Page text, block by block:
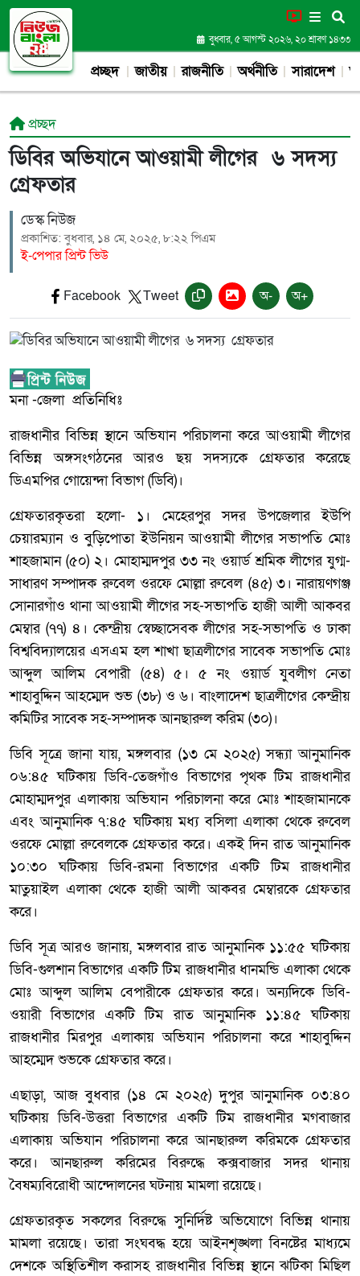
বুধবার, ৫ আগস্ট ২০২৬, ২০ শ্রাবণ ১৪৩৩
প্রচ্ছদ জাতীয় রাজনীতি অর্থনীতি সারাদেশ
প্রচ্ছদ
ডিবির অভিযানে আওয়ামী লীগের ৬ সদস্য
গ্রেফতার
ডেস্ক নিউজ
প্রকাশিত: বুধবার, ১৪ মে, ২০২৫, ৮:২২ পিএম
ই-পেপার প্রিন্ট ভিউ
Facebook Tweet অ- অ+
মনা -জেলা প্রতিনিধিঃ
রাজধানীর বিভিন্ন স্থানে অভিযান পরিচালনা করে আওয়ামী লীগের
বিভিন্ন অঙ্গসংগঠনের আরও ছয় সদস্যকে গ্রেফতার করেছে
ডিএমপির গোয়েন্দা বিভাগ (ডিবি)।
গ্রেফতারকৃতরা হলো- ১। মেহেরপুর সদর উপজেলার ইউপি
চেয়ারম্যান ও বুড়িপোতা ইউনিয়ন আওয়ামী লীগের সভাপতি মোঃ
শাহজামান (৫০) ২। মোহাম্মদপুর ৩৩ নং ওয়ার্ড শ্রমিক লীগের যুগ্ম-
সাধারণ সম্পাদক রুবেল ওরফে মোল্লা রুবেল (৪৫) ৩। নারায়ণগঞ্জ
সোনারগাঁও থানা আওয়ামী লীগের সহ-সভাপতি হাজী আলী আকবর
মেম্বার (৭৭) ৪। কেন্দ্রীয় স্বেচ্ছাসেবক লীগের সহ-সভাপতি ও ঢাকা
বিশ্ববিদ্যালয়ের এসএম হল শাখা ছাত্রলীগের সাবেক সভাপতি মোঃ
আব্দুল আলিম বেপারী (৫৪) ৫। ৫ নং ওয়ার্ড যুবলীগ নেতা
শাহাবুদ্দিন আহম্মেদ শুভ (৩৮) ও ৬। বাংলাদেশ ছাত্রলীগের কেন্দ্রীয়
কমিটির সাবেক সহ-সম্পাদক আনছারুল করিম (৩০)।
ডিবি সূত্রে জানা যায়, মঙ্গলবার (১৩ মে ২০২৫) সন্ধ্যা আনুমানিক
০৬:৪৫ ঘটিকায় ডিবি-তেজগাঁও বিভাগের পৃথক টিম রাজধানীর
মোহাম্মদপুর এলাকায় অভিযান পরিচালনা করে মোঃ শাহজামানকে
এবং আনুমানিক ৭:৪৫ ঘটিকায় মধ্য বসিলা এলাকা থেকে রুবেল
ওরফে মোল্লা রুবেলকে গ্রেফতার করে। একই দিন রাত আনুমানিক
১০:৩০ ঘটিকায় ডিবি-রমনা বিভাগের একটি টিম রাজধানীর
মাতুয়াইল এলাকা থেকে হাজী আলী আকবর মেম্বারকে গ্রেফতার
করে।
ডিবি সূত্র আরও জানায়, মঙ্গলবার রাত আনুমানিক ১১:৫৫ ঘটিকায়
ডিবি-গুলশান বিভাগের একটি টিম রাজধানীর ধানমন্ডি এলাকা থেকে
মোঃ আব্দুল আলিম বেপারীকে গ্রেফতার করে। অন্যদিকে ডিবি-
ওয়ারী বিভাগের একটি টিম রাত আনুমানিক ১১:৪৫ ঘটিকায়
রাজধানীর মিরপুর এলাকায় অভিযান পরিচালনা করে শাহাবুদ্দিন
আহম্মেদ শুভকে গ্রেফতার করে।
এছাড়া, আজ বুধবার (১৪ মে ২০২৫) দুপুর আনুমানিক ০৩:৪০
ঘটিকায় ডিবি-উত্তরা বিভাগের একটি টিম রাজধানীর মগবাজার
এলাকায় অভিযান পরিচালনা করে আনছারুল করিমকে গ্রেফতার
করে। আনছারুল করিমের বিরুদ্ধে কক্সবাজার সদর থানায়
বৈষম্যবিরোধী আন্দোলনের ঘটনায় মামলা রয়েছে।
গ্রেফতারকৃত সকলের বিরুদ্ধে সুনির্দিষ্ট অভিযোগে বিভিন্ন থানায়
মামলা রয়েছে। তারা সংঘবদ্ধ হয়ে আইনশৃঙ্খলা বিনষ্টের মাধ্যমে
দেশকে অস্থিতিশীল করাসহ রাজধানীর বিভিন্ন স্থানে ঝটিকা মিছিল